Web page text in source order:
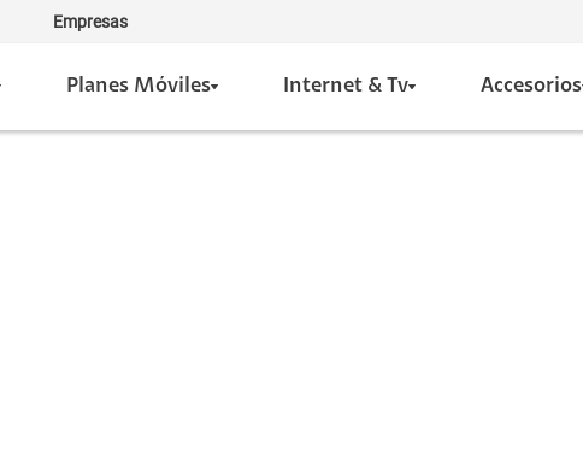
Empresas
Planes Móviles Internet & Tv Accesorios